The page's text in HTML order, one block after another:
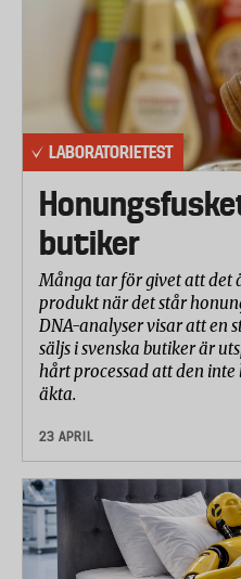
LABORATORIETEST
butiker
Många tar för givet att det
produkt när det står
DNA-analyser visar att en
säljs i svenska butiker är
hårt processad att den
äkta.
23 APRIL